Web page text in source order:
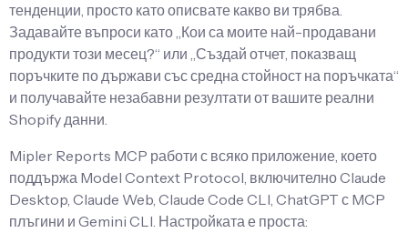
тенденции, просто като описвате какво ви трябва.
Задавайте въпроси като „Кои са моите най-продавани
продукти този месец?“ или „Създай отчет, показващ
поръчките по държави със средна стойност на поръчката“
и получавайте незабавни резултати от вашите реални
Shopify данни.
Mipler Reports MCP работи с всяко приложение, което
поддържа Model Context Protocol, включително Claude
Desktop, Claude Web, Claude Code CLI, ChatGPT с MCP
плъгини и Gemini CLI. Настройката е проста: